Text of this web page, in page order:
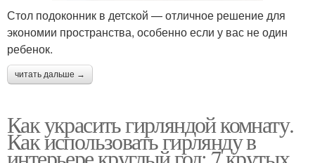
Стол подоконник в детской — отличное решение для
экономии пространства, особенно если у вас не один
ребенок.
читать дальше →
Как украсить гирляндой комнату.
Как использовать гирлянду в